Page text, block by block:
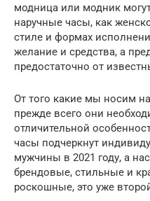
модница или модник
наручные часы, как
стиле и формах
желание и средства, а
предостаточно от
От того какие мы носим
прежде всего они
отличительной
часы подчеркнут
мужчины в 2021 году, а
брендовые, стильные и
роскошные, это уже